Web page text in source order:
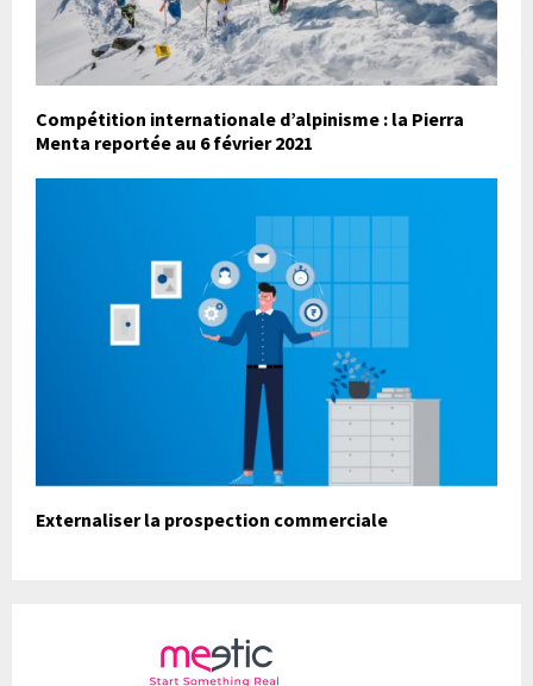
Compétition internationale d’alpinisme : la Pierra
Menta reportée au 6 février 2021
Externaliser la prospection commerciale